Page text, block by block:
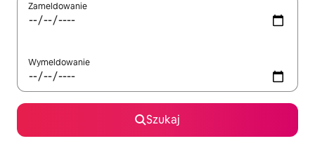
Zameldowanie
Wymeldowanie
Szukaj